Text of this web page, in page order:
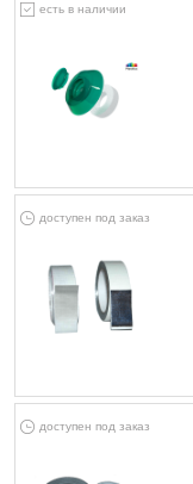
есть в наличии
доступен под заказ
доступен под заказ